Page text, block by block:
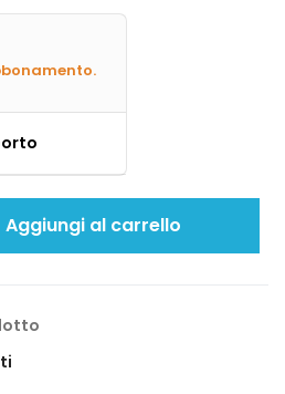
Aggiungi al carrello